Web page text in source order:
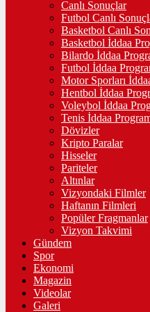
Canlı Sonuçlar
Futbol Canlı
Basketbol Canlı
Basketbol İddaa
Bilardo İddaa
Futbol İddaa
Motor Sporları
Hentbol İddaa
Voleybol İddaa
Tenis İddaa
Dövizler
Kripto Paralar
Hisseler
Pariteler
Altınlar
Vizyondaki Filmler
Haftanın Filmleri
Popüler Fragmanlar
Vizyon Takvimi
Gündem
Spor
Ekonomi
Magazin
Videolar
Galeri